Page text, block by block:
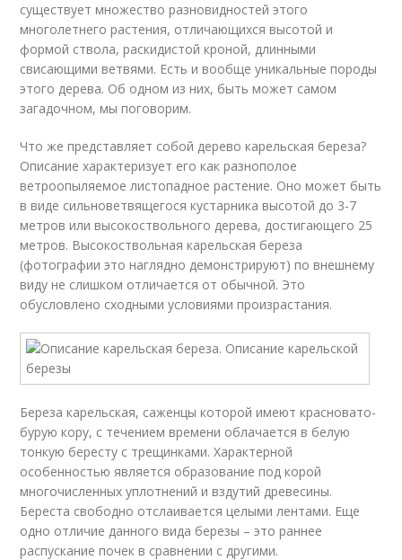
существует множество разновидностей этого
многолетнего растения, отличающихся высотой и
формой ствола, раскидистой кроной, длинными
свисающими ветвями. Есть и вообще уникальные породы
этого дерева. Об одном из них, быть может самом
загадочном, мы поговорим.
Что же представляет собой дерево карельская береза?
Описание характеризует его как разнополое
ветроопыляемое листопадное растение. Оно может быть
в виде сильноветвящегося кустарника высотой до 3-7
метров или высокоствольного дерева, достигающего 25
метров. Высокоствольная карельская береза
(фотографии это наглядно демонстрируют) по внешнему
виду не слишком отличается от обычной. Это
обусловлено сходными условиями произрастания.
Береза карельская, саженцы которой имеют красновато-
бурую кору, с течением времени облачается в белую
тонкую бересту с трещинками. Характерной
особенностью является образование под корой
многочисленных уплотнений и вздутий древесины.
Береста свободно отслаивается целыми лентами. Еще
одно отличие данного вида березы – это раннее
распускание почек в сравнении с другими.